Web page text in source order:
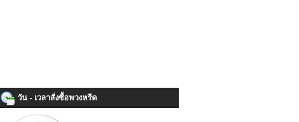
วัน - เวลาสั่งซื้อพวงหรีด